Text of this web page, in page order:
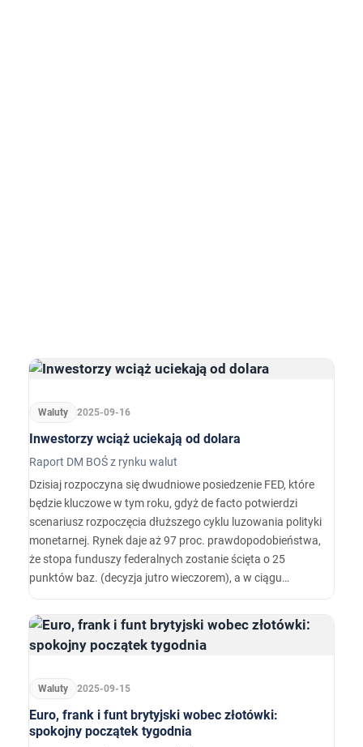
Waluty 2025-09-16
Inwestorzy wciąż uciekają od dolara
Raport DM BOŚ z rynku walut
Dzisiaj rozpoczyna się dwudniowe posiedzenie FED, które
będzie kluczowe w tym roku, gdyż de facto potwierdzi
scenariusz rozpoczęcia dłuższego cyklu luzowania polityki
monetarnej. Rynek daje aż 97 proc. prawdopodobieństwa,
że stopa funduszy federalnych zostanie ścięta o 25
punktów baz. (decyzja jutro wieczorem), a w ciągu
136 punktów baz. (to prawie 6 obniżek zakładając
umiarkowane tempo).
Waluty 2025-09-15
Euro, frank i funt brytyjski wobec złotówki:
spokojny początek tygodnia